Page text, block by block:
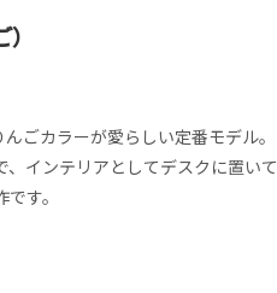
ごカラーが愛らしい定番モデル。
インテリアとしてデスクに置いて
す。